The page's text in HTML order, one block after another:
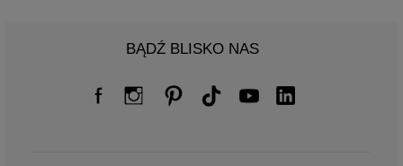
BĄDŹ BLISKO NAS